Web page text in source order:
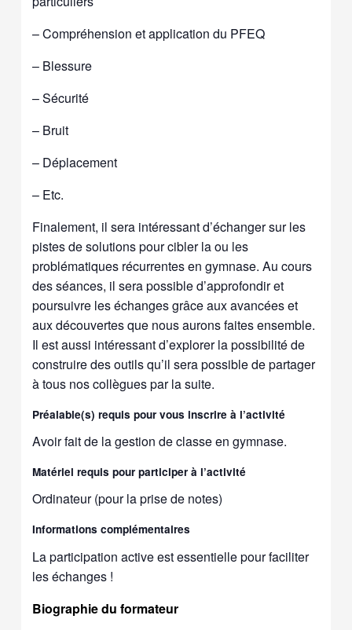
– Compréhension et application du PFEQ
– Blessure
– Sécurité
– Bruit
– Déplacement
– Etc.
Finalement, il sera intéressant d’échanger sur les
pistes de solutions pour cibler la ou les
problématiques récurrentes en gymnase. Au cours
des séances, il sera possible d’approfondir et
poursuivre les échanges grâce aux avancées et
aux découvertes que nous aurons faites ensemble.
Il est aussi intéressant d’explorer la possibilité de
construire des outils qu’il sera possible de partager
à tous nos collègues par la suite.
Préalable(s) requis pour vous inscrire à l’activité
Avoir fait de la gestion de classe en gymnase.
Matériel requis pour participer à l’activité
Ordinateur (pour la prise de notes)
Informations complémentaires
La participation active est essentielle pour faciliter
les échanges !
Biographie du formateur